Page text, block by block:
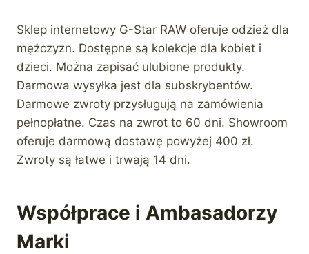
Sklep internetowy G-Star RAW oferuje odzież dla
mężczyzn. Dostępne są kolekcje dla kobiet i
dzieci. Można zapisać ulubione produkty.
Darmowa wysyłka jest dla subskrybentów.
Darmowe zwroty przysługują na zamówienia
pełnopłatne. Czas na zwrot to 60 dni. Showroom
oferuje darmową dostawę powyżej 400 zł.
Zwroty są łatwe i trwają 14 dni.
Współprace i Ambasadorzy
Marki